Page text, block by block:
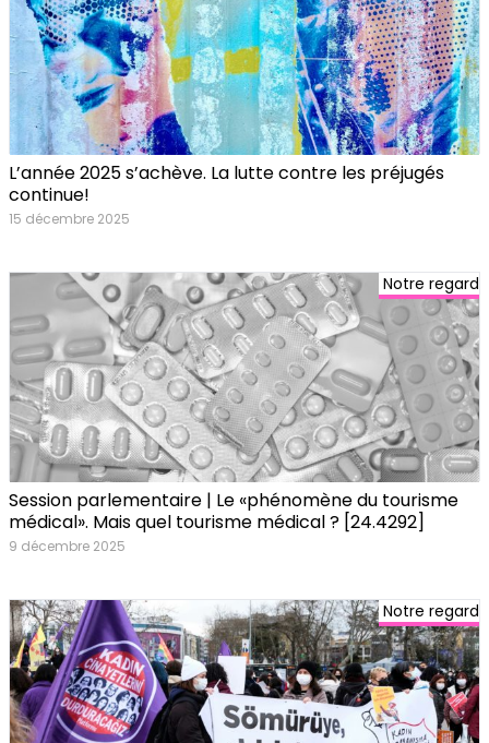
L’année 2025 s’achève. La lutte contre les préjugés
continue!
15 décembre 2025
Notre regard
Session parlementaire | Le «phénomène du tourisme
médical». Mais quel tourisme médical ? [24.4292]
9 décembre 2025
Notre regard